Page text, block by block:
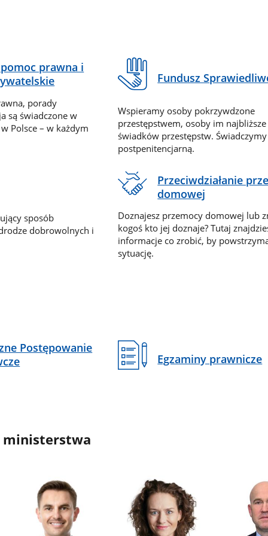
prawna i
porady
są świadczone w
Polsce – w każdym
Fundusz
Wspieramy osoby pokrzywdzone
przestępstwem, osoby im
świadków przestępstw.
postpenitencjarną.
sposób
dobrowolnych i
Przeciwdziałanie
domowej
Doznajesz przemocy domowej lub
kogoś kto jej doznaje? Tutaj
informacje co zrobić, by
sytuację.
Postępowanie
Egzaminy prawnicze